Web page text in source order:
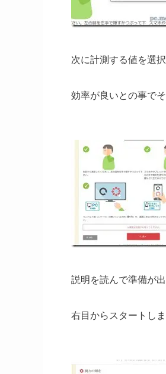
次に計測する値を選
効率が良いとの事で
説明を読んで準備が
右目からスタートしま